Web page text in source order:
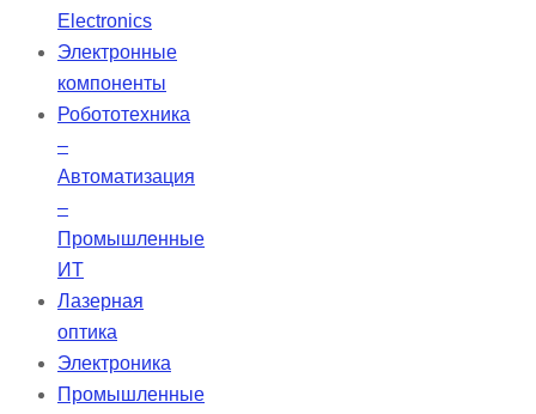
Electronics
Электронные
компоненты
Робототехника
–
Автоматизация
–
Промышленные
ИТ
Лазерная
оптика
Электроника
Промышленные